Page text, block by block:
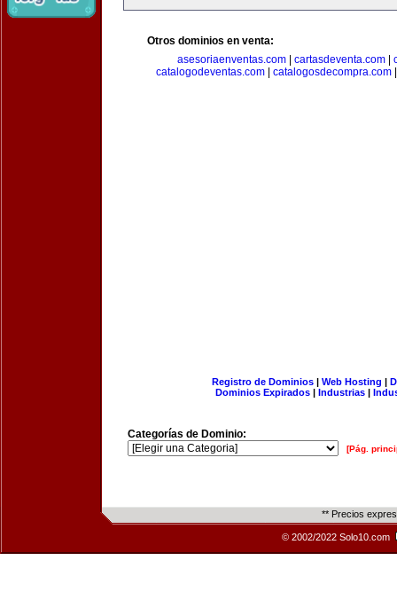
Otros dominios en venta:
asesoriaenventas.com
cartasdeventa.com
catalogodeventas.com
catalogosdecompra.com
Registro de Dominios| Web Hosting |
Dominios Expirados | Industrias |
Categorías de Dominio:
[Pág.
** Precios
© 2002/2022 Solo10.com